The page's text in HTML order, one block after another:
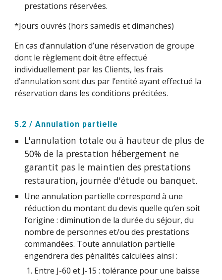
prestations réservées.
*Jours ouvrés (hors samedis et dimanches)
En cas d’annulation d’une réservation de groupe
dont le règlement doit être effectué
individuellement par les Clients, les frais
d’annulation sont dus par l’entité ayant effectué la
réservation dans les conditions précitées.
5.2 / Annulation partielle
L'annulation totale ou à hauteur de plus de
50% de la prestation hébergement ne
garantit pas le maintien des prestations
restauration, journée d'étude ou banquet.
Une annulation partielle correspond à une
réduction du montant du devis quelle qu’en soit
l’origine : diminution de la durée du séjour, du
nombre de personnes et/ou des prestations
commandées. Toute annulation partielle
engendrera des pénalités calculées ainsi :
Entre J-60 et J-15 : tolérance pour une baisse